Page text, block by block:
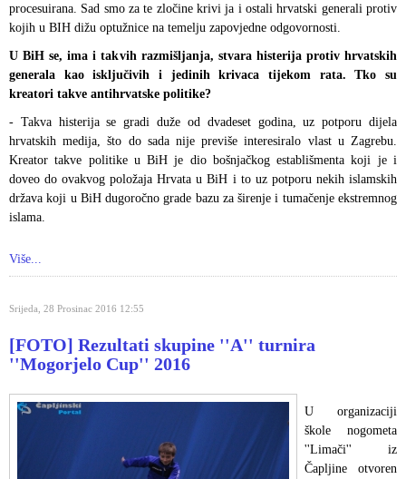
procesuirana. Sad smo za te zločine krivi ja i ostali hrvatski generali protiv
kojih u BIH dižu optužnice na temelju zapovjedne odgovornosti.
U BiH se, ima i takvih razmišljanja, stvara histerija protiv hrvatskih
generala kao isključivih i jedinih krivaca tijekom rata. Tko su
kreatori takve antihrvatske politike?
- Takva histerija se gradi duže od dvadeset godina, uz potporu dijela
hrvatskih medija, što do sada nije previše interesiralo vlast u Zagrebu.
Kreator takve politike u BiH je dio bošnjačkog establišmenta koji je i
doveo do ovakvog položaja Hrvata u BiH i to uz potporu nekih islamskih
država koji u BiH dugoročno grade bazu za širenje i tumačenje ekstremnog
islama.
Više...
Srijeda, 28 Prosinac 2016 12:55
[FOTO] Rezultati skupine ''A'' turnira
''Mogorjelo Cup'' 2016
U organizaciji
škole nogometa
''Limači'' iz
Čapljine otvoren